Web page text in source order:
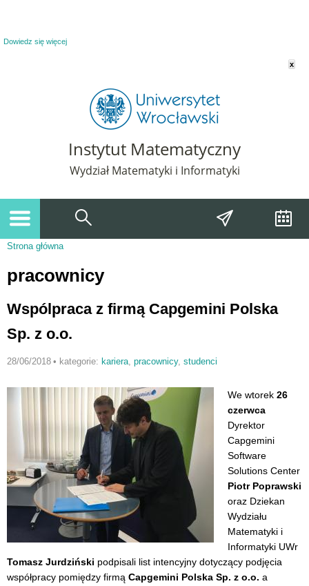
Dowiedz się więcej
x
Instytut Matematyczny
Wydział Matematyki i Informatyki
Strona główna
pracownicy
Wspólpraca z firmą Capgemini Polska
Sp. z o.o.
28/06/2018 • kategorie: kariera, pracownicy, studenci
We wtorek 26
czerwca
Dyrektor
Capgemini
Software
Solutions Center
Piotr Poprawski
oraz Dziekan
Wydziału
Matematyki i
Informatyki UWr
Tomasz Jurdziński podpisali list intencyjny dotyczący podjęcia
współpracy pomiędzy firmą Capgemini Polska Sp. z o.o. a